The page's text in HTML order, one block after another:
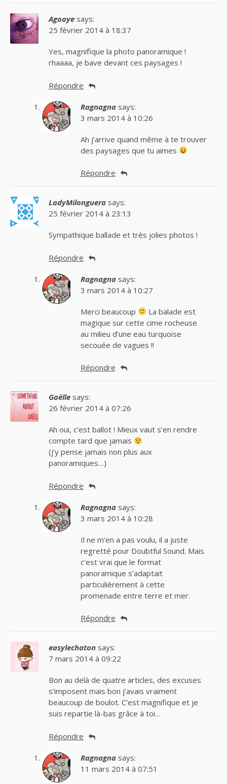
Agoaye says:
25 février 2014 à 18:37
Yes, magnifique la photo panoramique !
rhaaaa, je bave devant ces paysages !
Répondre
Ragnagna says:
3 mars 2014 à 10:26
Ah j’arrive quand même à te trouver
des paysages que tu aimes
Répondre
LadyMilonguera says:
25 février 2014 à 23:13
Sympathique ballade et très jolies photos !
Répondre
Ragnagna says:
3 mars 2014 à 10:27
Merci beaucoup
La balade est
magique sur cette cime rocheuse
au milieu d’une eau turquoise
secouée de vagues !!
Répondre
Gaëlle says:
26 février 2014 à 07:26
Ah oui, c’est ballot ! Mieux vaut s’en rendre
compte tard que jamais
(j’y pense jamais non plus aux
panoramiques…)
Répondre
Ragnagna says:
3 mars 2014 à 10:28
Il ne m’en a pas voulu, il a juste
regretté pour Doubtful Sound. Mais
c’est vrai que le format
panoramique s’adaptait
particulièrement à cette
promenade entre terre et mer.
Répondre
easylechaton says:
7 mars 2014 à 09:22
Bon au delà de quatre articles, des excuses
s’imposent mais bon j’avais vraiment
beaucoup de boulot. C’est magnifique et je
suis repartie là-bas grâce à toi…
Répondre
Ragnagna says:
11 mars 2014 à 07:51